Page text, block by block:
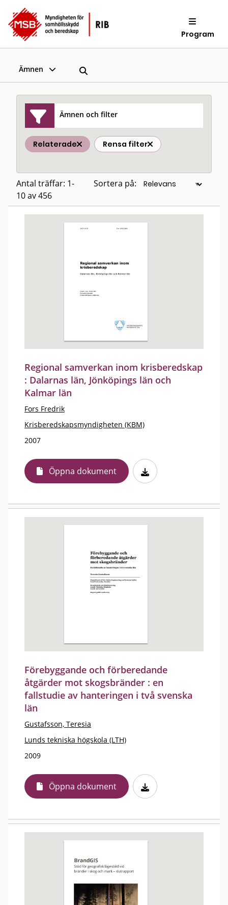
Program
Ämnen
Ämnen och filter
Relaterade Rensa filter
Antal träffar: 1-
10 av 456
Sortera på:
Regional samverkan inom krisberedskap
: Dalarnas län, Jönköpings län och
Kalmar län
Fors Fredrik
Krisberedskapsmyndigheten (KBM)
2007
Öppna dokument
Förebyggande och förberedande
åtgärder mot skogsbränder : en
fallstudie av hanteringen i två svenska
län
Gustafsson, Teresia
Lunds tekniska högskola (LTH)
2009
Öppna dokument